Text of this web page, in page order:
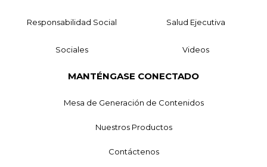
Responsabilidad Social Salud Ejecutiva
Sociales Videos
MANTÉNGASE CONECTADO
Mesa de Generación de Contenidos
Nuestros Productos
Contáctenos